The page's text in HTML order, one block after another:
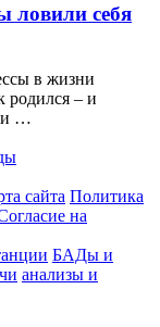
ловили себя
в жизни
– и
и …
сайта Политика
на
БАДы и
анализы и